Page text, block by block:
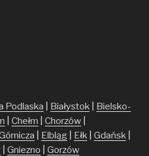
Podlaska Białystok
Bielsko-
Chełm Chorzów
Elbląg Ełk Gdańsk
Gniezno
Gorzów